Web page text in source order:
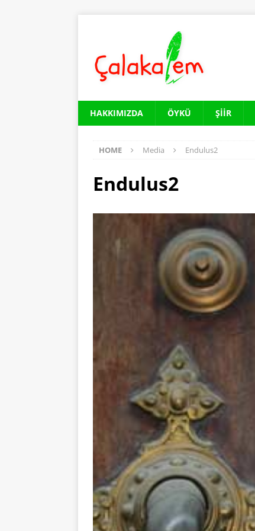
HAKKIMIZDA ÖYKÜ ŞIIR
HOME Media Endulus2
Endulus2